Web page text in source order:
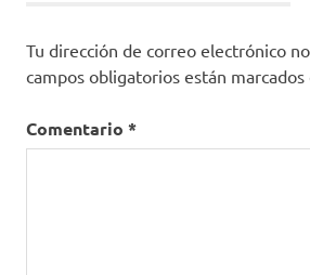
Tu dirección de correo electrónico
campos obligatorios están marcados
Comentario *